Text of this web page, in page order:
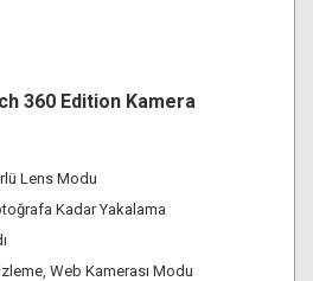
360 Edition Kamera
Lens Modu
Kadar Yakalama
Web Kamerası Modu